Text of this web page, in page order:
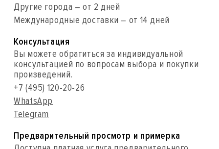
Другие города – от 2 дней
Международные доставки – от 14 дней
Консультация
Вы можете обратиться за индивидуальной
консультацией по вопросам выбора и покупки
произведений.
+7 (495) 120-20-26
WhatsApp
Telegram
Предварительный просмотр и примерка